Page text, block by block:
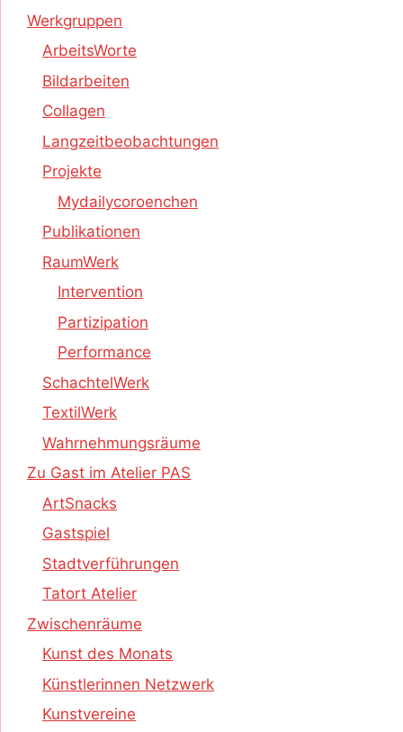
Werkgruppen
ArbeitsWorte
Bildarbeiten
Collagen
Langzeitbeobachtungen
Projekte
Mydailycoroenchen
Publikationen
RaumWerk
Intervention
Partizipation
Performance
SchachtelWerk
TextilWerk
Wahrnehmungsräume
Zu Gast im Atelier PAS
ArtSnacks
Gastspiel
Stadtverführungen
Tatort Atelier
Zwischenräume
Kunst des Monats
Künstlerinnen Netzwerk
Kunstvereine